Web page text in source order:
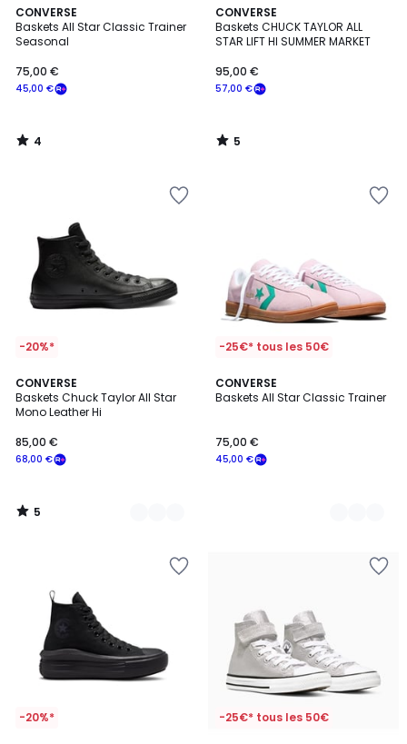
CONVERSE
Baskets All Star Classic Trainer
Seasonal
45,00 €
75,00 €
4
/
5
4
/
CONVERSE
Baskets CHUCK TAYLOR ALL
STAR LIFT HI SUMMER MARKET
57,00 €
95,00 €
5
/
5
5
/
-20%*
CONVERSE
Baskets Chuck Taylor All Star
Mono Leather Hi
68,00 €
85,00 €
5
/
5
2
Couleurs
5
/
-25€* tous les 50€
CONVERSE
Baskets All Star Classic Trainer
45,00 €
75,00 €
2
Couleurs
-20%* -25€* tous les 50€